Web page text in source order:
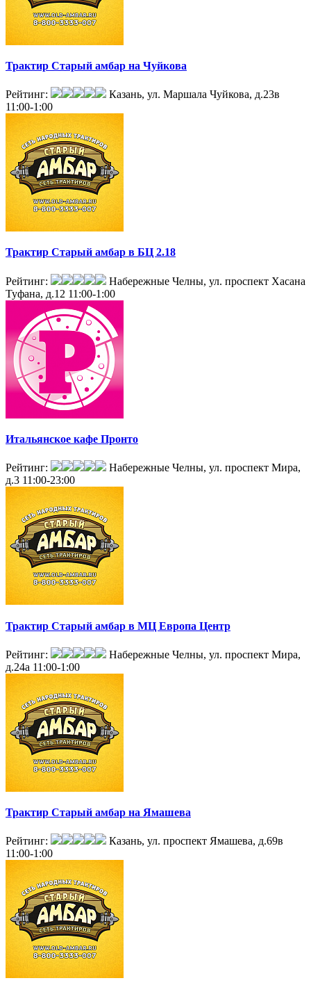
Трактир Старый амбар на Чуйкова
Рейтинг:
Казань, ул. Маршала Чуйкова, д.23в
11:00-1:00
Трактир Старый амбар в БЦ 2.18
Рейтинг:
Набережные Челны, ул. проспект Хасана
Туфана, д.12 11:00-1:00
Итальянское кафе Пронто
Рейтинг:
Набережные Челны, ул. проспект Мира,
д.3 11:00-23:00
Трактир Старый амбар в МЦ Европа Центр
Рейтинг:
Набережные Челны, ул. проспект Мира,
д.24а 11:00-1:00
Трактир Старый амбар на Ямашева
Рейтинг:
Казань, ул. проспект Ямашева, д.69в
11:00-1:00